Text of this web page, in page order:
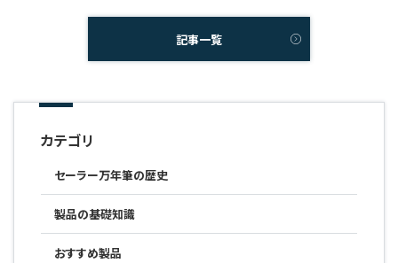
記事一覧
カテゴリ
セーラー万年筆の歴史
製品の基礎知識
おすすめ製品